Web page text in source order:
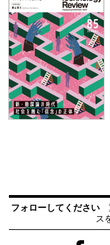
フォローしてください
ス